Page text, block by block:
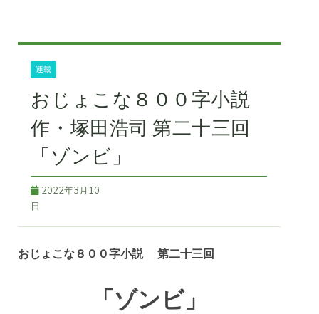
連載
おじょこな８００字小説
作・塚田浩司 第二十三回
「ゾンビ」
2022年3月10
日
おじょこな８００字小説 第二十三回
「ゾンビ」